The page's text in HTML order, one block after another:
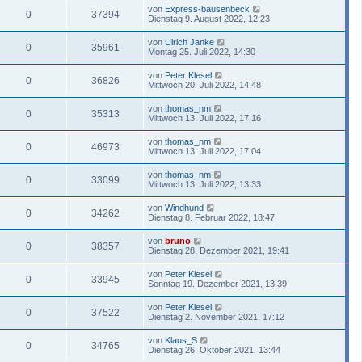
0 37394 von Express-bausenbeck
Dienstag 9. August 2022, 12:23
0 35961 von Ulrich Janke
Montag 25. Juli 2022, 14:30
0 36826 von Peter Klesel
Mittwoch 20. Juli 2022, 14:48
0 35313 von thomas_nm
Mittwoch 13. Juli 2022, 17:16
0 46973 von thomas_nm
Mittwoch 13. Juli 2022, 17:04
0 33099 von thomas_nm
Mittwoch 13. Juli 2022, 13:33
0 34262 von Windhund
Dienstag 8. Februar 2022, 18:47
0 38357 von bruno
Dienstag 28. Dezember 2021, 19:41
0 33945 von Peter Klesel
Sonntag 19. Dezember 2021, 13:39
0 37522 von Peter Klesel
Dienstag 2. November 2021, 17:12
0 34765 von Klaus_S
Dienstag 26. Oktober 2021, 13:44